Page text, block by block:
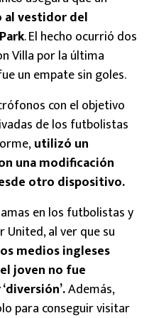
al vestidor del
. El hecho ocurrió dos
Villa por la última
un empate sin goles.
con el objetivo
de los futbolistas
utilizó un
una modificación
otro dispositivo.
en los futbolistas y
al ver que su
medios ingleses
joven no fue
Además,
para conseguir visitar